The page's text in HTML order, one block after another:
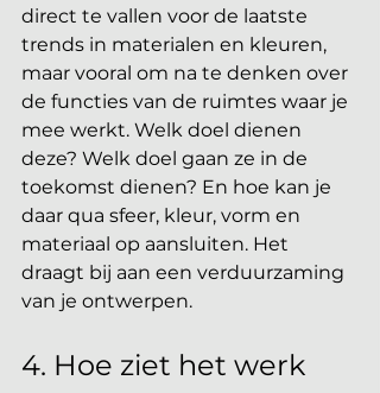
direct te vallen voor de laatste
trends in materialen en kleuren,
maar vooral om na te denken over
de functies van de ruimtes waar je
mee werkt. Welk doel dienen
deze? Welk doel gaan ze in de
toekomst dienen? En hoe kan je
daar qua sfeer, kleur, vorm en
materiaal op aansluiten. Het
draagt bij aan een verduurzaming
van je ontwerpen.
4. Hoe ziet het werk